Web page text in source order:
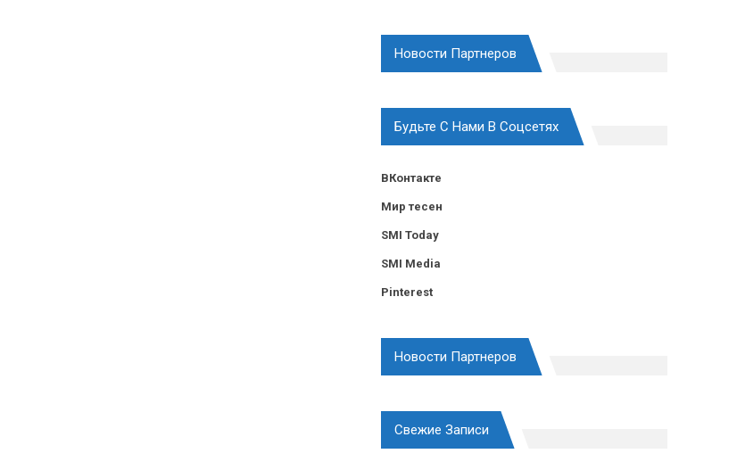
Новости Партнеров
Будьте С Нами В Соцсетях
ВКонтакте
Мир тесен
SMI Today
SMI Media
Pinterest
Новости Партнеров
Свежие Записи